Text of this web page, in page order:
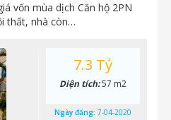
vốn mùa dịch Căn hộ 2PN
thất, nhà còn…
7.3 Tỷ
Diện tích:57 m2
Ngày đăng: 7-04-2020